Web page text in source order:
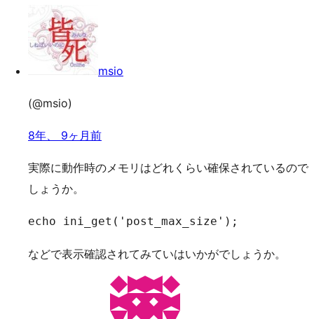
msio
(@msio)
8年、 9ヶ月前
実際に動作時のメモリはどれくらい確保されているので
しょうか。
echo ini_get('post_max_size');
などで表示確認されてみていはいかがでしょうか。